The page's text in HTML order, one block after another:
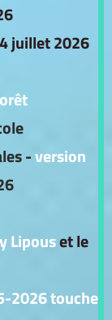
juillet 2026
-version
Lipouset le
2026 touche